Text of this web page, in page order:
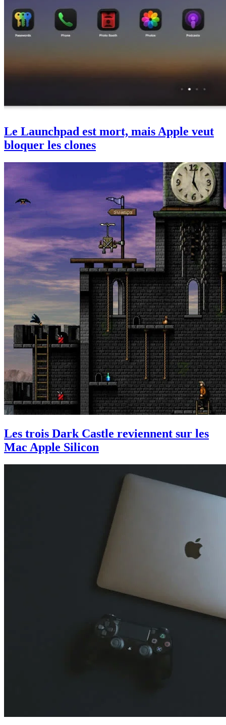
Le Launchpad est mort, mais Apple veut
bloquer les clones
Les trois Dark Castle reviennent sur les
Mac Apple Silicon